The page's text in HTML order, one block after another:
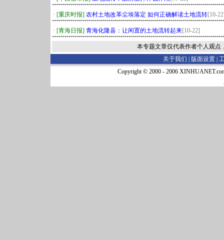
· [重庆时报] 农村土地改革尘埃落定 如何正确解读土地流转[10-
· [青海日报] 青海化隆县：让闲置的土地流转起来[10-22]
本专题文章仅代表作者个人观点
关于我们 | 版面设置
Copyright © 2000 - 2006